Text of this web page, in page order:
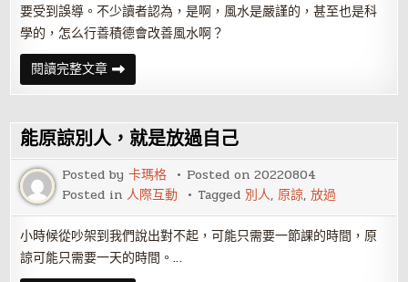
要受到誤導。不少讀者認為，是啊，風水是嚴謹的，甚至也是科
學的，怎么行善積德會改善風水啊？
閱讀完整文章《麻
衣
相
教
你
如
何
改
善
相
和
運
勢
能原諒別人，就是放過自己
Posted by卡瑪格 Posted on20220804
Posted in人際互動 Tagged 別人,原諒,放過
小時候從吵架到我們說出對不起，可能只需要一節課的時間，原
諒可能只需要一天的時間。…